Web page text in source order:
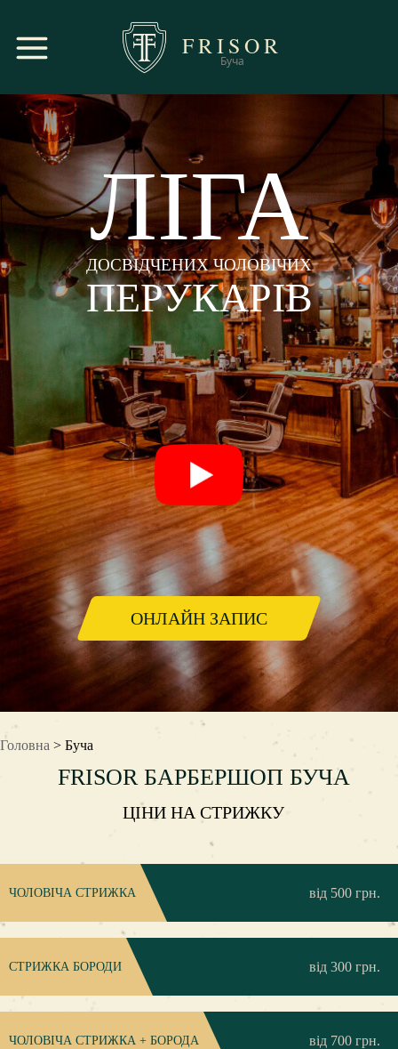
FRISOR
Буча
ЛІГА
ДОСВІДЧЕНИХ ЧОЛОВІЧИХ
ПЕРУКАРІВ
ОНЛАЙН ЗАПИС
Головна > Буча
FRISOR БАРБЕРШОП БУЧА
ЦІНИ НА СТРИЖКУ
ЧОЛОВІЧА СТРИЖКА від 500 грн.
СТРИЖКА БОРОДИ від 300 грн.
ЧОЛОВІЧА СТРИЖКА + БОРОДА від 700 грн.